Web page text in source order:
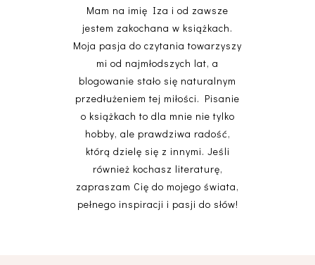
Mam na imię Iza i od zawsze
jestem zakochana w książkach.
Moja pasja do czytania towarzyszy
mi od najmłodszych lat, a
blogowanie stało się naturalnym
przedłużeniem tej miłości. Pisanie
o książkach to dla mnie nie tylko
hobby, ale prawdziwa radość,
którą dzielę się z innymi. Jeśli
również kochasz literaturę,
zapraszam Cię do mojego świata,
pełnego inspiracji i pasji do słów!